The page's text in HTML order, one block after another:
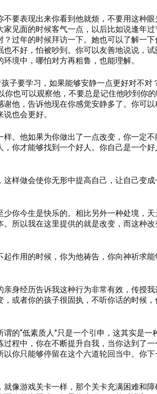
要表现出来你看到他就烦，不要用这种
家见面的时候客气一点，以后比如说逢年
过年的时候拜访一下。她也可以了解一
不好，怕被吵到。你可以友善地说说，
境中，哪怕对方再粗鲁，也能理解。
子要学习，如果能够安静一点更好对不
也可以观察他，不要总是记住他吵到你
他，告诉他现在你感觉安静多了。你可
也会更好。
。他如果为你做出了一点改变，你一定
你才能够找到一个好人。你自己是一个
样做会使你无形中提高自己，让自己变
你今生是快乐的。相比另外一种处境，
所以我在这里提供的就是改变 ， 而这种
作用的时候，你为他祷告，你向神祈求
亲身经历告诉我这种行为非常有效，传授
或者你的孩子很固执，不听你话的时候
的“低素质人”只是一个引申 ， 这其实是一
程中，你在不断提升自我，当你达到了
你只能够停留在这个六道轮回当中。你
像游戏关卡一样，那个关卡充满困难和